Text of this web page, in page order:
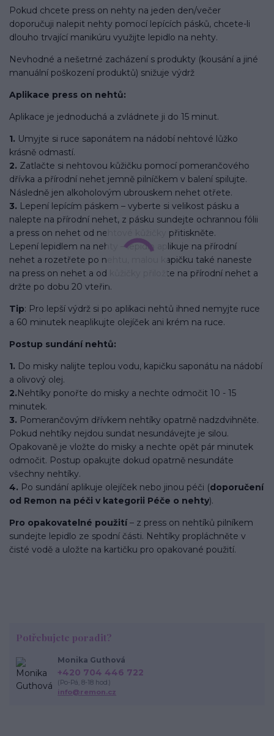
Pokud chcete press on nehty na jeden den/večer
doporučuji nalepit nehty pomocí lepících pásků, chcete-li
dlouho trvající manikúru využijte lepidlo na nehty.
Nevhodné a nešetrné zacházení s produkty (kousání a jiné
manuální poškození produktů) snižuje výdrž
Aplikace press on nehtů:
Aplikace je jednoduchá a zvládnete ji do 15 minut.
1. Umyjte si ruce saponátem na nádobí nehtové lůžko
krásně odmastí.
2. Zatlačte si nehtovou kůžičku pomocí pomerančového
dřívka a přírodní nehet jemně pilníčkem v balení spilujte.
Následně jen alkoholovým ubrouskem nehet otřete.
3. Lepení lepícím páskem – vyberte si velikost pásku a
nalepte na přírodní nehet, z pásku sundejte ochrannou fólii
a press on nehet od nehtové kůžičky přitiskněte.
Lepení lepidlem na nehty – lepidlo aplikuje na přírodní
nehet a rozetřete po nehtu, malou kapičku také naneste
na press on nehet a od kůžičky přiložte na přírodní nehet a
držte po dobu 20 vteřin.
Tip: Pro lepší výdrž si po aplikaci nehtů ihned nemyjte ruce
a 60 minutek neaplikujte olejíček ani krém na ruce.
Postup sundání nehtů:
1. Do misky nalijte teplou vodu, kapičku saponátu na nádobí
a olivový olej.
2.Nehtíky ponořte do misky a nechte odmočit 10 - 15
minutek.
3. Pomerančovým dřívkem nehtíky opatrně nadzdvihněte.
Pokud nehtíky nejdou sundat nesundávejte je silou.
Opakovaně je vložte do misky a nechte opět pár minutek
odmočit. Postup opakujte dokud opatrně nesundáte
všechny nehtíky.
4. Po sundání aplikuje olejíček nebo jinou péči (doporučení
od Remon na péči v kategorii Péče o nehty).
Pro opakovatelné použití– z press on nehtíků pilníkem
sundejte lepidlo ze spodní části. Nehtíky propláchněte v
čisté vodě a uložte na kartičku pro opakované použití.
Potřebujete poradit?
Monika Guthová
+420 704 446 722
(Po-Pá, 8-18 hod.)
info@remon.cz